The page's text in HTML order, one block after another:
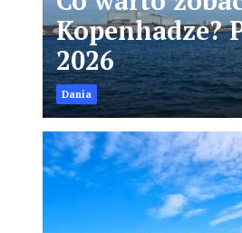
Kopenhadze?
2026
Dania